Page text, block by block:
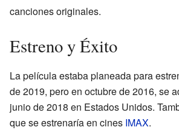
canciones originales.
Estreno y Éxito
La película estaba planeada para
de 2019, pero en octubre de 2016, se
junio de 2018 en Estados Unidos.
que se estrenaría en cines IMAX.